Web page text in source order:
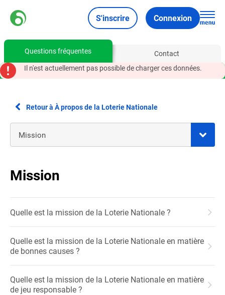
S'inscrire Connexion
Questions fréquentes
Contact
Il n'est actuellement pas possible de charger ces données.
Retour à À propos de la Loterie Nationale
Mission
Quelle est la mission de la Loterie Nationale ?
Quelle est la mission de la Loterie Nationale en matière
de bonnes causes ?
Quelle est la mission de la Loterie Nationale en matière
de jeu responsable ?